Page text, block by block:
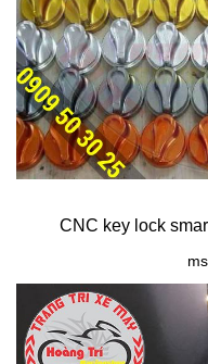
CNC key lock